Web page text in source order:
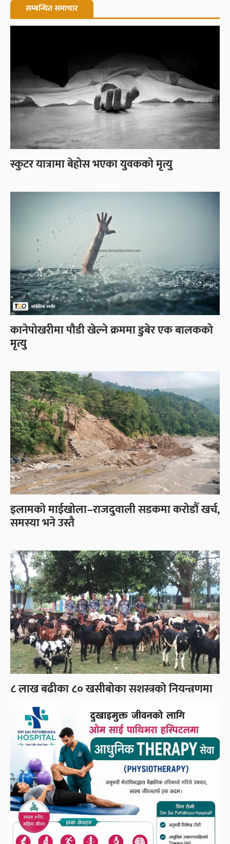
सम्बन्धित समाचार
स्कुटर यात्रामा बेहोस भएका युवकको मृत्यु
कानेपोखरीमा पौडी खेल्ने क्रममा डुबेर एक बालकको
मृत्यु
इलामको माईखोला–राजदुवाली सडकमा करोडौँ खर्च,
समस्या भने उस्तै
८ लाख बढीका ८० खसीबोका सशस्त्रको नियन्त्रणमा